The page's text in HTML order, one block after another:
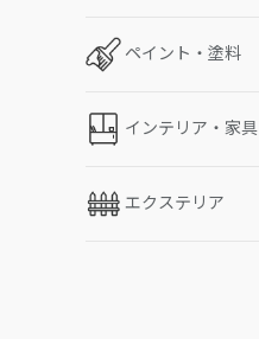
ペイント・塗料
インテリア・家具
エクステリア